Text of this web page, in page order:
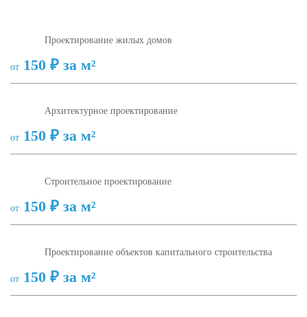
Проектирование жилых домов
от 150 ₽ за м²
Архитектурное проектирование
от 150 ₽ за м²
Строительное проектирование
от 150 ₽ за м²
Проектирование объектов капитального строительства
от 150 ₽ за м²